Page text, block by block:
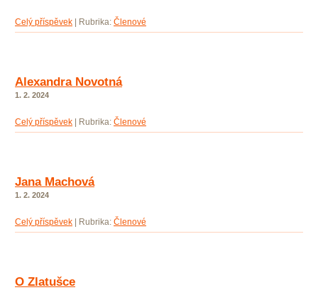
Celý příspěvek Rubrika: Členové
Alexandra Novotná
1. 2. 2024
Celý příspěvek Rubrika: Členové
Jana Machová
1. 2. 2024
Celý příspěvek Rubrika: Členové
O Zlatušce